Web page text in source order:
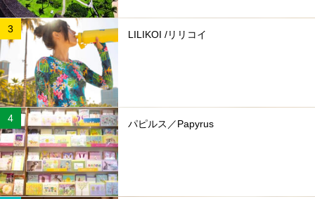
LILIKOI /リリコイ
パピルス／Papyrus